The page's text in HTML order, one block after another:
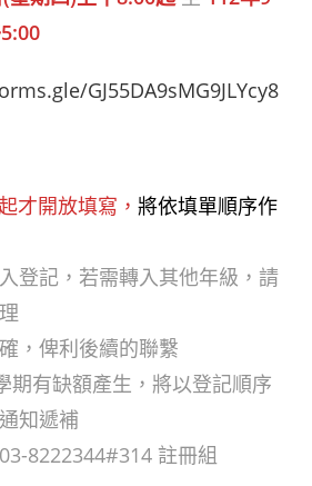
GJ55DA9sMG9JLYcy8
才開放填寫， 將依填單順序作
登記，若需轉入其他年級，請
，俾利後續的聯繫
期有缺額產生，將以登記順序
知遞補
8222344#314 註冊組